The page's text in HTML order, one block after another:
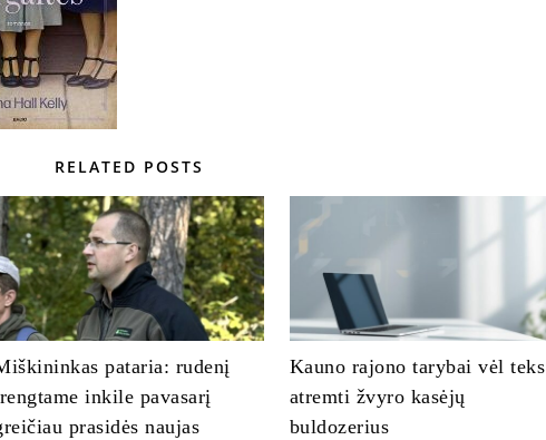
RELATED POSTS
pataria: rudenį
inkile pavasarį
prasidės naujas
Kauno rajono tarybai vėl teks
atremti žvyro kasėjų
buldozerius